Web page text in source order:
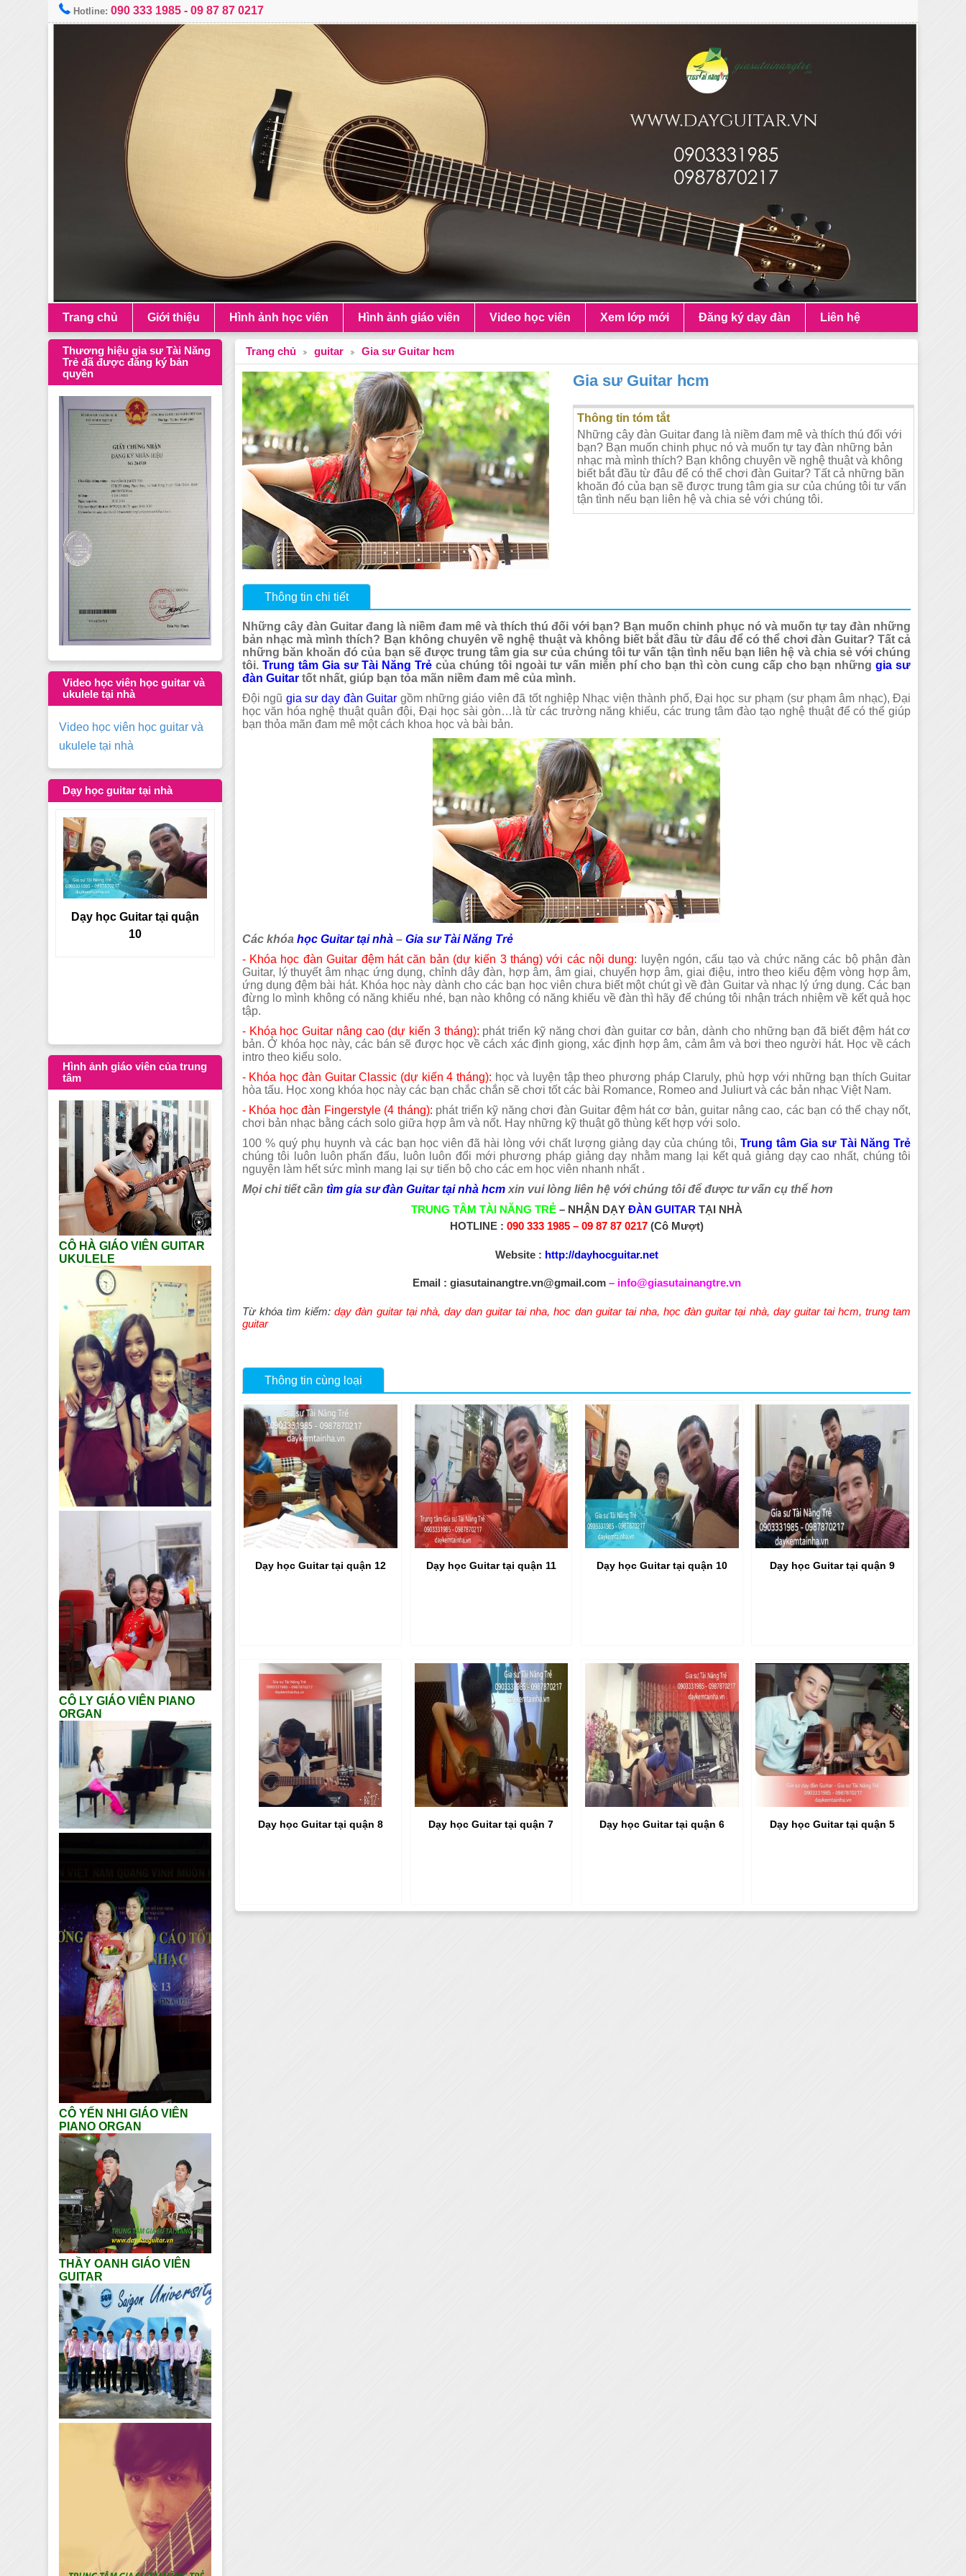
Hotline:090 333 1985 -09 87 87 0217
Trang chủ Giới thiệu Hình ảnh học viên Hình ảnh giáo viên Video học viên Xem lớp mới Đăng ký dạy đàn Liên hệ
Trang chủ guitar Gia sư Guitar hcm
Gia sư Guitar hcm
Thông tin tóm tắt
Những cây đàn Guitar đang là niềm đam mê và thích thú đối với
bạn? Bạn muốn chinh phục nó và muốn tự tay đàn những bản
nhạc mà mình thích? Bạn không chuyên về nghệ thuật và không
biết bắt đầu từ đâu để có thể chơi đàn Guitar? Tất cả những băn
khoăn đó của bạn sẽ được trung tâm gia sư của chúng tôi tư vấn
tận tình nếu bạn liên hệ và chia sẻ với chúng tôi.
Thông tin chi tiết
Những cây đàn Guitar đang là niềm đam mê và thích thú đối với bạn? Bạn muốn chinh phục nó và muốn tự tay đàn những
bản nhạc mà mình thích? Bạn không chuyên về nghệ thuật và không biết bắt đầu từ đâu để có thể chơi đàn Guitar? Tất cả
những băn khoăn đó của bạn sẽ được trung tâm gia sư của chúng tôi tư vấn tận tình nếu bạn liên hệ và chia sẻ với chúng
tôi. Trung tâm Gia sư Tài Năng Trẻcủa chúng tôi ngoài tư vấn miễn phí cho bạn thì còn cung cấp cho bạn những gia sư
đàn Guitartốt nhất, giúp bạn tỏa mãn niềm đam mê của mình.
Đội ngũ gia sư dạy đàn Guitar gồm những giáo viên đã tốt nghiệp Nhạc viện thành phố, Đại học sư phạm (sư phạm âm nhạc), Đại
học văn hóa nghệ thuật quân đội, Đại học sài gòn…là từ các trường năng khiếu, các trung tâm đào tạo nghệ thuật để có thể giúp
bạn thỏa mãn đam mê một cách khoa học và bài bản.
Các khóa học Guitar tại nhà– Gia sư Tài Năng Trẻ
- Khóa học đàn Guitar đệm hát căn bản (dự kiến 3 tháng) với các nội dung: luyện ngón, cấu tạo và chức năng các bộ phận đàn
Guitar, lý thuyết âm nhạc ứng dụng, chỉnh dây đàn, hợp âm, âm giai, chuyển hợp âm, giai điệu, intro theo kiểu đệm vòng hợp âm,
ứng dụng đệm bài hát. Khóa học này dành cho các bạn học viên chưa biết một chút gì về đàn Guitar và nhạc lý ứng dụng. Các bạn
đừng lo mình không có năng khiếu nhé, bạn nào không có năng khiếu về đàn thì hãy để chúng tôi nhận trách nhiệm về kết quả học
tập.
- Khóa học Guitar nâng cao (dự kiến 3 tháng): phát triển kỹ năng chơi đàn guitar cơ bản, dành cho những bạn đã biết đệm hát cơ
bản. Ở khóa học này, các bán sẽ được học về cách xác định giọng, xác định hợp âm, cảm âm và bơi theo người hát. Học về cách
intro theo kiểu solo.
- Khóa học đàn Guitar Classic (dự kiến 4 tháng): học và luyện tập theo phương pháp Claruly, phù hợp với những bạn thích Guitar
hòa tấu. Học xong khóa học này các bạn chắc chắn sẽ chơi tốt các bài Romance, Romeo and Juliurt và các bản nhạc Việt Nam.
- Khóa học đàn Fingerstyle (4 tháng): phát triển kỹ năng chơi đàn Guitar đệm hát cơ bản, guitar nâng cao, các bạn có thể chạy nốt,
chơi bản nhạc bằng cách solo giữa hợp âm và nốt. Hay những kỹ thuật gõ thùng kết hợp với solo.
100 % quý phụ huynh và các bạn học viên đã hài lòng với chất lượng giảng dạy của chúng tôi,Trung tâm Gia sư Tài Năng Trẻ
chúng tôi luôn luôn phấn đấu, luôn luôn đổi mới phương pháp giảng dạy nhằm mang lại kết quả giảng dạy cao nhất, chúng tôi
nguyện làm hết sức mình mang lại sự tiến bộ cho các em học viên nhanh nhất .
Mọi chi tiết cần tìm gia sư đàn Guitar tại nhà hcmxin vui lòng liên hệ với chúng tôi để được tư vấn cụ thể hơn
TRUNG TÂM TÀI NĂNG TRẺ– NHẬN DẠY ĐÀN GUITARTẠI NHÀ
HOTLINE : 090 333 1985 – 09 87 87 0217 (Cô Mượt)
Website : http://dayhocguitar.net
Email : giasutainangtre.vn@gmail.com– info@giasutainangtre.vn
Từ khóa tìm kiếm: dạy đàn guitar tại nhà, day dan guitar tai nha, hoc dan guitar tai nha,học đàn guitar tại nhà, day guitar tai hcm,trung tam
guitar
Thông tin cùng loại
Dạy học Guitar tại quận 12 Dạy học Guitar tại quận 11 Dạy học Guitar tại quận 10 Dạy học Guitar tại quận 9
Dạy học Guitar tại quận 8 Dạy học Guitar tại quận 7 Dạy học Guitar tại quận 6 Dạy học Guitar tại quận 5
Thương hiệu gia sư Tài Năng
Trẻ đã được đăng ký bản
quyền
Video học viên học guitar và
ukulele tại nhà
Video học viên học guitar và
ukulele tại nhà
Dạy học guitar tại nhà
Dạy học Guitar tại quận 9
Dạy học Guitar tại quận 8
Dạy học Guitar tại quận 7 Dạy học Guitar tại quận 6
Dạy học Guitar tại quận 5
Hình ảnh giáo viên của trung
tâm
CÔ HÀ GIÁO VIÊN GUITAR
UKULELE
CÔ LY GIÁO VIÊN PIANO
ORGAN
CÔ YẾN NHI GIÁO VIÊN
PIANO ORGAN
THẦY OANH GIÁO VIÊN
GUITAR